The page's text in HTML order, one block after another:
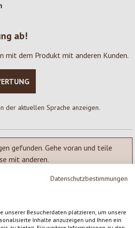
Datenschutzbestimmungen
unserer Besucherdaten platzieren, um unsere
Inhalte anzuzeigen und Ihnen ein
von 0 von 5 Sternen
ab!
mit dem Produkt mit anderen Kunden.
der aktuellen Sprache anzeigen.
gefunden. Gehe voran und teile
mit anderen.